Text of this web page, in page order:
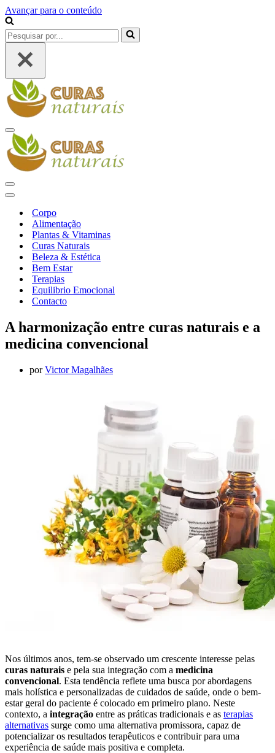
Avançar para o conteúdo
Pesquisar
por...
Menu
de
navegação
Menu
de
Menu
navegação
Corpo
Alimentação
Plantas & Vitaminas
Curas Naturais
Beleza & Estética
Bem Estar
Terapias
Equilibrio Emocional
Contacto
A harmonização entre curas naturais e a
medicina convencional
porVictor Magalhães
Nos últimos anos, tem-se observado um crescente interesse pelas
curas naturais e pela sua integração com a medicina
convencional. Esta tendência reflete uma busca por abordagens
mais holística e personalizadas de cuidados de saúde, onde o bem-
estar geral do paciente é colocado em primeiro plano. Neste
contexto, a integração entre as práticas tradicionais e as terapias
alternativas surge como uma alternativa promissora, capaz de
potencializar os resultados terapêuticos e contribuir para uma
experiência de saúde mais positiva e completa.